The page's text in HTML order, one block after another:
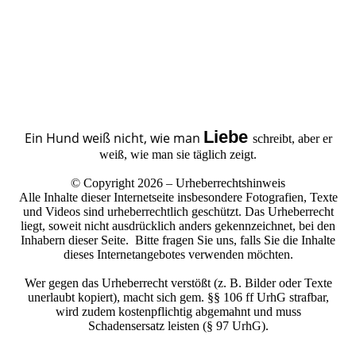
Ein Hund weiß nicht, wie man Liebe schreibt, aber er
weiß, wie man sie täglich zeigt.
© Copyright 2026 – Urheberrechtshinweis
Alle Inhalte dieser Internetseite insbesondere Fotografien, Texte
und Videos sind urheberrechtlich geschützt. Das Urheberrecht
liegt, soweit nicht ausdrücklich anders gekennzeichnet, bei den
Inhabern dieser Seite. Bitte fragen Sie uns, falls Sie die Inhalte
dieses Internetangebotes verwenden möchten.
Wer gegen das Urheberrecht verstößt (z. B. Bilder oder Texte
unerlaubt kopiert), macht sich gem. §§ 106 ff UrhG strafbar,
wird zudem kostenpflichtig abgemahnt und muss
Schadensersatz leisten (§ 97 UrhG).